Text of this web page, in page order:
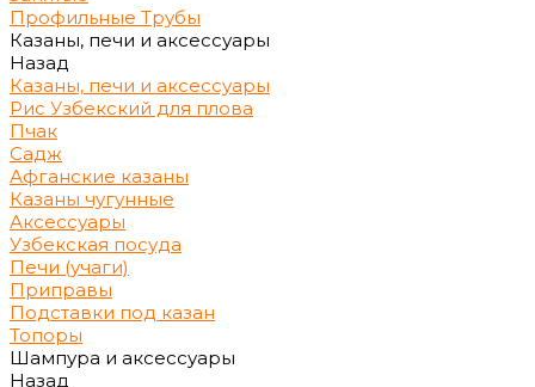
Профильные Трубы
Казаны, печи и аксессуары
Назад
Казаны, печи и аксессуары
Рис Узбекский для плова
Пчак
Садж
Афганские казаны
Казаны чугунные
Аксессуары
Узбекская посуда
Печи (учаги)
Приправы
Подставки под казан
Топоры
Шампура и аксессуары
Назад